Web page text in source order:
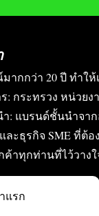
ากกว่า 20 ปี ทำใ
: กระทรวง หน่วย
: แบรนด์ชั้นนำจาก
ะธุรกิจ SME ที่ต้
าทุกท่านที่ไว้วาง
แรก